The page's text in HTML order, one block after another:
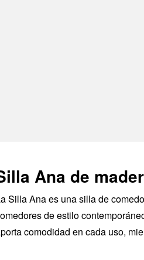
Ana de
Silla Ana es una silla de
de estilo
comodidad en cada uso,